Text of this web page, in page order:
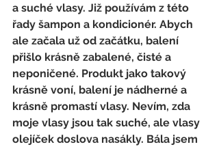
a suché vlasy. Již používám z této
řady šampon a kondicionér. Abych
ale začala už od začátku, balení
přišlo krásně zabalené, čisté a
neponičené. Produkt jako takový
krásně voní, balení je nádherné a
krásně promastí vlasy. Nevím, zda
moje vlasy jsou tak suché, ale vlasy
olejíček doslova nasákly. Bála jsem